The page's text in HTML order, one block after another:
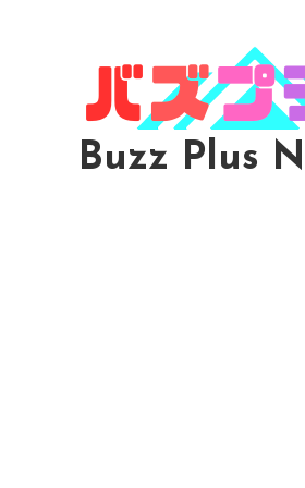
Buzz Plus